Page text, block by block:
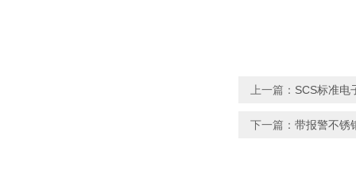
上一篇： SCS标准电
下一篇： 带报警不锈